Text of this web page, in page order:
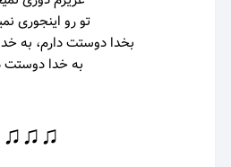
تو رو اینجوری
بخدا دوستت دارم، به
به خدا دوستت
♫♫♫